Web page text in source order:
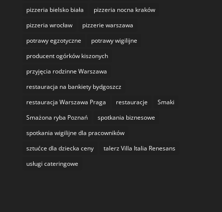
pizzeria bielsko biała
pizzeria nocna kraków
pizzeria wrocław
pizzerie warszawa
potrawy egzotyczne
potrawy wigilijne
producent ogórków kiszonych
przyjęcia rodzinne Warszawa
restauracja na bankiety bydgoszcz
restauracja Warszawa Praga
restauracje
Smaki
Smażona ryba Poznań
spotkania biznesowe
spotkania wigilijne dla pracowników
sztućce dla dziecka ceny
talerz Villa Italia Renesans
usługi cateringowe